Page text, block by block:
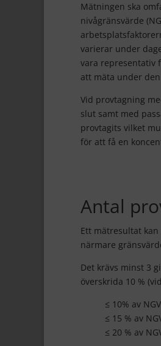
Mätningen ska
nivågränsvärde
varierar under
vara representativ
att mäta under
Vid provtagning
slut samt med
provtagits vilket
för att få en
Antal
Ett mätresultat
närmare
Det krävs minst 3
överskrida 10 %
≤ 10% av
≤ 15 % av
≤ 20 % av